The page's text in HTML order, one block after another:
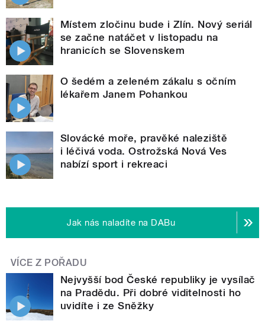
Místem zločinu bude i Zlín. Nový seriál
se začne natáčet v listopadu na
hranicích se Slovenskem
O šedém a zeleném zákalu s očním
lékařem Janem Pohankou
Slovácké moře, pravěké naleziště
i léčivá voda. Ostrožská Nová Ves
nabízí sport i rekreaci
Jak nás naladíte na DABu
VÍCE Z POŘADU
Nejvyšší bod České republiky je vysílač
na Pradědu. Při dobré viditelnosti ho
uvidíte i ze Sněžky